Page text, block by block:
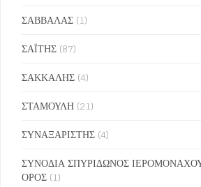
ΣΑΒΒΑΛΑΣ (1)
ΣΑΪΤΗΣ (87)
ΣΑΚΚΑΛΗΣ (4)
ΣΤΑΜΟΥΛΗ (21)
ΣΥΝΑΞΑΡΙΣΤΗΣ (4)
ΣΥΝΟΔΙΑ ΣΠΥΡΙΔΩΝΟΣ
ΟΡΟΣ (1)